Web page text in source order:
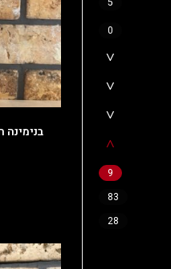
בנימינה
0
9
83
28